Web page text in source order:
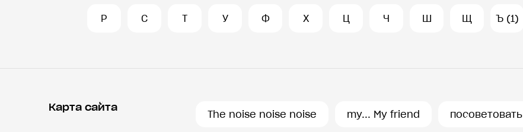
Р С Т У Ф Х Ц Ч Ш Щ Ъ (1)
Карта сайта
The noise noise noise my... My friend посоветовать